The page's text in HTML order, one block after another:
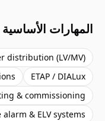
المهارات الأساسية
distribution (LV/MV)
ETAP / DIALux
& commissioning
alarm & ELV systems